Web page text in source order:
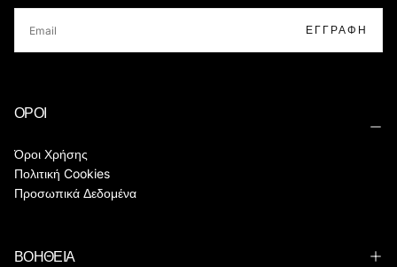
ΕΓΓΡΑΦΉ
ΟΡΟΙ
Όροι Χρήσης
Πολιτική Cookies
Προσωπικά Δεδομένα
ΒΟΗΘΕΙΑ